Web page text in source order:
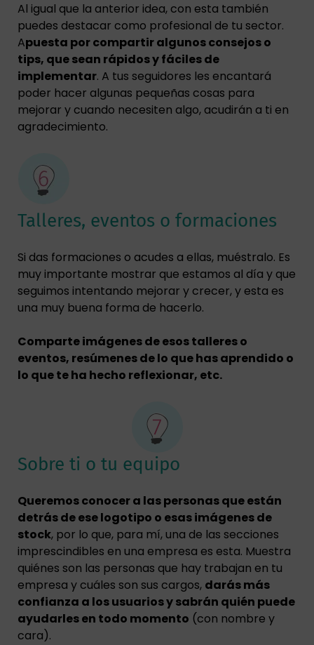
Al igual que la anterior idea, con esta también
puedes destacar como profesional de tu sector.
Apuesta por compartir algunos consejos o
tips, que sean rápidos y fáciles de
implementar. A tus seguidores les encantará
poder hacer algunas pequeñas cosas para
mejorar y cuando necesiten algo, acudirán a ti en
agradecimiento.
Talleres, eventos o formaciones
Si das formaciones o acudes a ellas, muéstralo. Es
muy importante mostrar que estamos al día y que
seguimos intentando mejorar y crecer, y esta es
una muy buena forma de hacerlo.
Comparte imágenes de esos talleres o
eventos, resúmenes de lo que has aprendido o
lo que te ha hecho reflexionar, etc.
Sobre ti o tu equipo
Queremos conocer a las personas que están
detrás de ese logotipo o esas imágenes de
stock, por lo que, para mí, una de las secciones
imprescindibles en una empresa es esta. Muestra
quiénes son las personas que hay trabajan en tu
empresa y cuáles son sus cargos, darás más
confianza a los usuarios y sabrán quién puede
ayudarles en todo momento (con nombre y
cara).